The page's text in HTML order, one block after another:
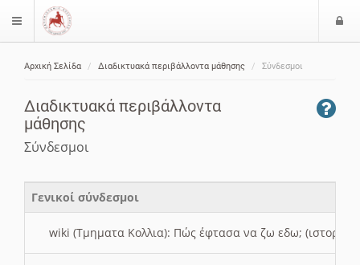
$langMenu
Αρχική Σελίδα Διαδικτυακά περιβάλλοντα μάθησης Σύνδεσμοι
Διαδικτυακά περιβάλλοντα
μάθησης
Σύνδεσμοι
Γενικοί σύνδεσμοι
wiki (Τμηματα Κολλια): Πώς έφτασα να ζω εδω; (ιστορια)